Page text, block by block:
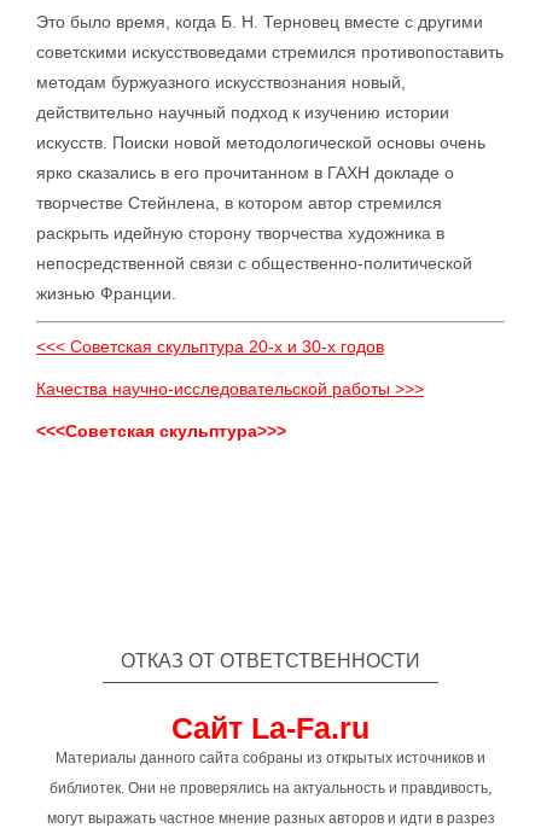
Это было время, когда Б. Н. Терновец вместе с другими
советскими искусствоведами стремился противопоставить
методам буржуазного искусствознания новый,
действительно научный подход к изучению истории
искусств. Поиски новой методологической основы очень
ярко сказались в его прочитанном в ГАХН докладе о
творчестве Стейнлена, в котором автор стремился
раскрыть идейную сторону творчества художника в
непосредственной связи с общественно-политической
жизнью Франции.
<<< Советская скульптура 20-х и 30-х годов
Качества научно-исследовательской работы >>>
<<<Советская скульптура>>>
ОТКАЗ ОТ ОТВЕТСТВЕННОСТИ
Сайт La-Fa.ru
Материалы данного сайта собраны из открытых источников и
библиотек. Они не проверялись на актуальность и правдивость,
могут выражать частное мнение разных авторов и идти в разрез